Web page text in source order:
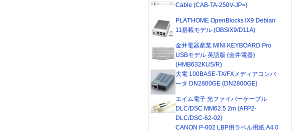
Cable (CAB-TA-250V-JP=)
PLAT'HOME OpenBlocks IX9 Debian
11搭載モデル (OBSIX9/D11A)
金井電器産業 MINI KEYBOARD Pro
USBモデル 英語版 (金井電器)
(HMB632KUS/R)
大電 100BASE-TX/FXメディアコンバ
ータ DN2800GE (DN2800GE)
エイム電子 光ファイバーケーブル
DLC/DSC MM62.5 2m (AFP2-
DLC/DSC-62-02)
CANON P-002 LBP用ラベル用紙 A4 0